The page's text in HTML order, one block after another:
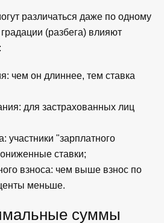
различаться даже по одному
(разбега) влияют
чем он длиннее, тем ставка
для застрахованных лиц
участники "зарплатного
ставки;
взноса: чем выше взнос по
меньше.
суммы